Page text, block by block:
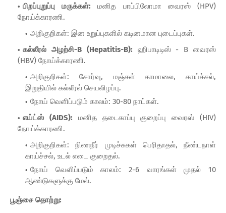
பிறப்புறுப்பு மருக்கள்: மனித பாப்பிலோமா வைரஸ் (HPV)
நோய்க்காரணி.
அறிகுறிகள்: இன உறுப்புகளில் கடினமான புடைப்புகள்.
கல்லீரல் அழற்சி-B (Hepatitis-B): ஹிபாடிடிஸ் - B வைரஸ்
(HBV) நோய்க்காரணி.
அறிகுறிகள்: சோர்வு, மஞ்சள் காமாலை, காய்ச்சல்,
இறுதியில் கல்லீரல் செயலிழப்பு.
நோய் வெளிப்படும் காலம்: 30-80 நாட்கள்.
எய்ட்ஸ் (AIDS): மனித தடைகாப்பு குறைப்பு வைரஸ் (HIV)
நோய்க்காரணி.
அறிகுறிகள்: நிணநீர் முடிச்சுகள் பெரிதாதல், நீண்டநாள்
காய்ச்சல், உடல் எடை குறைதல்.
நோய் வெளிப்படும் காலம்: 2-6 வாரங்கள் முதல் 10
ஆண்டுகளுக்கு மேல்.
பூஞ்சை தொற்று: